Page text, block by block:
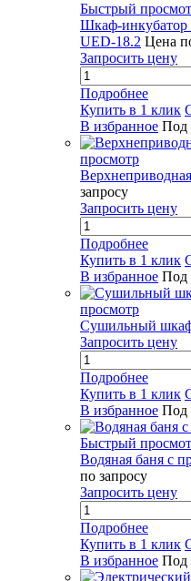
Быстрый
Шкаф-инкубатор
UED-18.2 Цена
Запросить цену
Подробнее
Купить в 1 клик
В избранное Под
просмотр
запросу
Запросить цену
Подробнее
Купить в 1 клик
В избранное Под
просмотр
Сушильный
Запросить цену
Подробнее
Купить в 1 клик
В избранное Под
Быстрый
Водяная баня с
по запросу
Запросить цену
Подробнее
Купить в 1 клик
В избранное Под